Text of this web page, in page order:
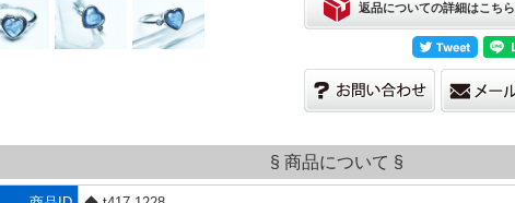
返品についての詳細はこちら
§ 商品について §